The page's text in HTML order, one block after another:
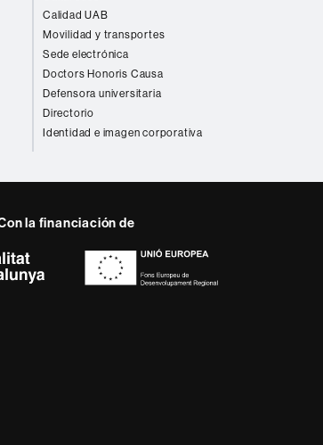
Calidad UAB
Movilidad y transportes
Sede electrónica
Doctors Honoris Causa
Defensora universitaria
Directorio
Identidad e imagen corporativa
la financiación de